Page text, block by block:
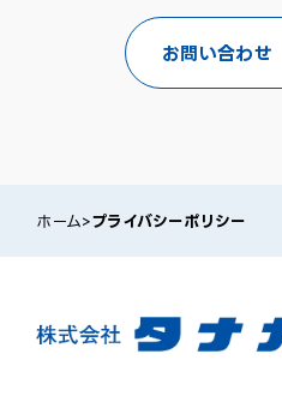
お問い合わせ
ホーム>プライバシーポリシー